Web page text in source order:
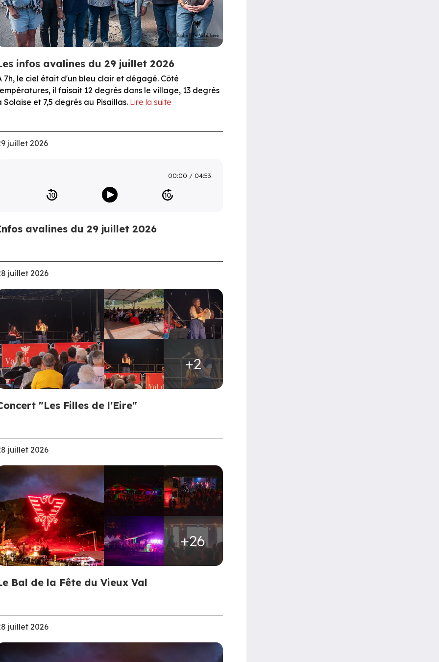
infos avalines du 29 juillet 2026
7h, le ciel était d'un bleu clair et dégagé. Côté
il faisait 12 degrés dans le village, 13 degrés
Solaise et 7,5 degrés au Pisaillas. Lire la suite
juillet 2026
00:00 04:53
avalines du 29 juillet 2026
juillet 2026
+2
"Les Filles de l'Eire"
juillet 2026
+26
Bal de la Fête du Vieux Val
juillet 2026